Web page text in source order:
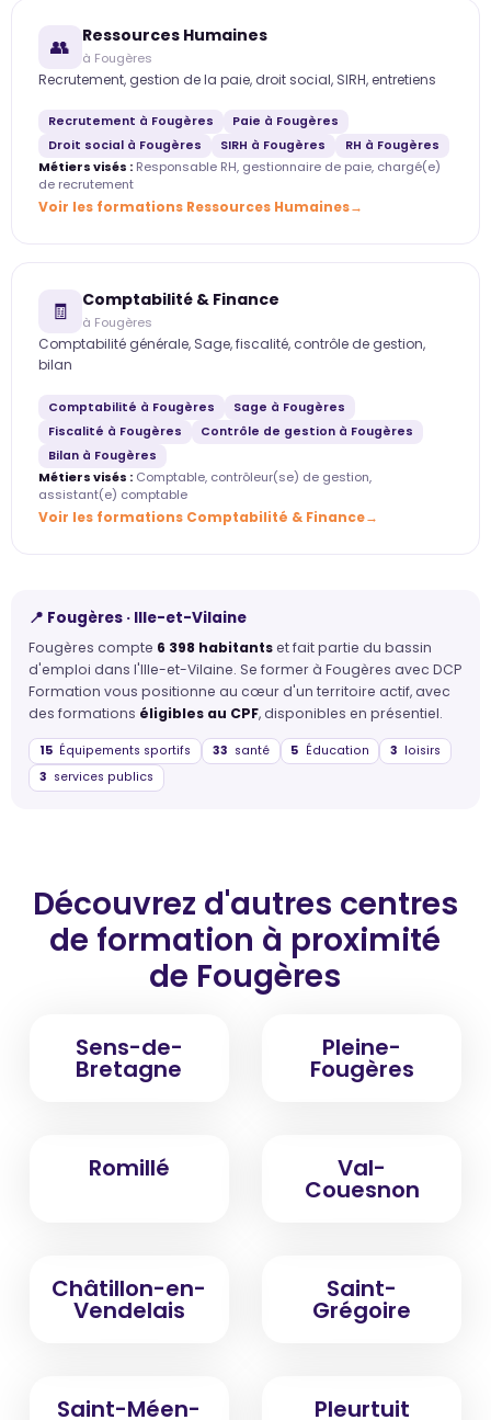
👥 Ressources Humaines
à Fougères
Recrutement, gestion de la paie, droit social, SIRH, entretiens
Recrutement à Fougères
Paie à Fougères
Droit social à Fougères
SIRH à Fougères RH à Fougères
Métiers visés : Responsable RH, gestionnaire de paie, chargé(e)
de recrutement
Voir les formations Ressources Humaines
🧾 Comptabilité & Finance
à Fougères
Comptabilité générale, Sage, fiscalité, contrôle de gestion,
bilan
Comptabilité à Fougères
Sage à Fougères
Fiscalité à Fougères
Contrôle de gestion à Fougères
Bilan à Fougères
Métiers visés : Comptable, contrôleur(se) de gestion,
assistant(e) comptable
Voir les formations Comptabilité & Finance
📍 Fougères · Ille-et-Vilaine
Fougères compte 6 398 habitantset fait partie du bassin
d'emploi dans l'Ille-et-Vilaine. Se former à Fougères avec DCP
Formation vous positionne au cœur d'un territoire actif, avec
des formations éligibles au CPF, disponibles en présentiel.
15 Équipements sportifs 33 santé 5 Éducation 3 loisirs
3 services publics
Découvrez d'autres centres
de formation à proximité
de Fougères
Sens-de-
Bretagne
Pleine-
Fougères
Romillé Val-
Couesnon
Châtillon-en-
Vendelais
Saint-
Grégoire
Saint-Méen- Pleurtuit